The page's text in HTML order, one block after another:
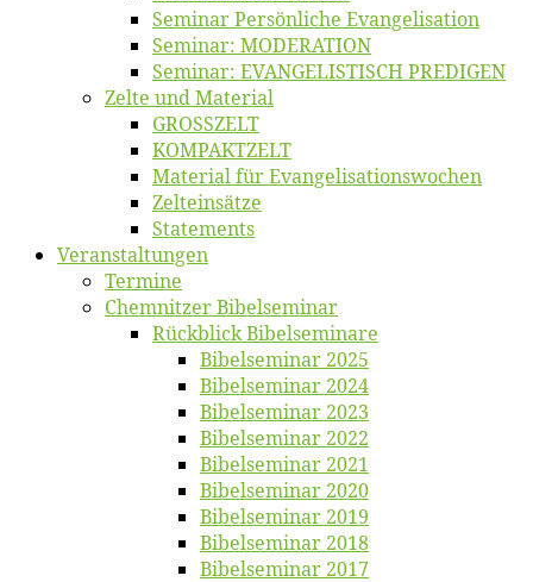
Se­mi­nar Per­sön­li­che Evangelisation
Se­mi­nar: MODERATION
Se­mi­nar: EVANGELISTISCH PREDIGEN
Zel­te und Material
GROSSZELT
KOMPAKTZELT
Ma­te­ri­al für Evangelisationswochen
Zelt­ein­sät­ze
State­ments
Ver­an­stal­tun­gen
Ter­mi­ne
Chemnit­zer Bibelseminar
Rück­blick Bibelseminare
Bi­bel­se­mi­nar 2025
Bi­bel­se­mi­nar 2024
Bi­bel­se­mi­nar 2023
Bi­bel­se­mi­nar 2022
Bi­bel­se­mi­nar 2021
Bi­bel­se­mi­nar 2020
Bi­bel­se­mi­nar 2019
Bi­bel­se­mi­nar 2018
Bibelsemi­nar 2017